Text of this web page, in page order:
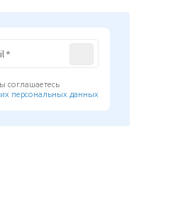
соглашаетесь
персональных данных